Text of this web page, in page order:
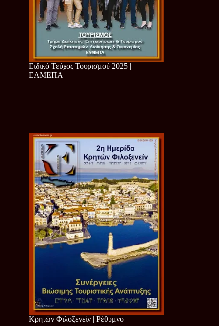
Ειδικό Τεύχος Τουρισμού 2025 |
ΕΛΜΕΠΑ
Κρητών Φιλοξενείν | Ρέθυμνο